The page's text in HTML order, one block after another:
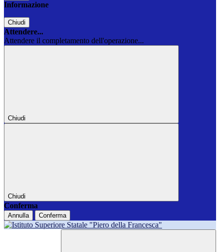
Informazione
Chiudi
Attendere...
Attendere il completamento dell'operazione...
Chiudi
Chiudi
Conferma
Annulla Conferma